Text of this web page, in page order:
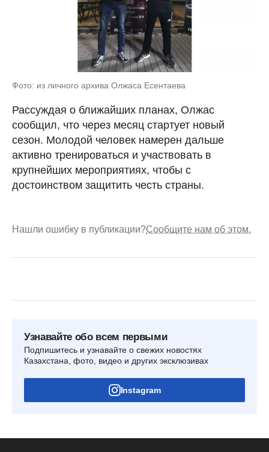
Фото: из личного архива Олжаса Есентаева
Рассуждая о ближайших планах, Олжас
сообщил, что через месяц стартует новый
сезон. Молодой человек намерен дальше
активно тренироваться и участвовать в
крупнейших мероприятиях, чтобы с
достоинством защитить честь страны.
Нашли ошибку в публикации?Сообщите нам об этом.
Узнавайте обо всем первыми
Подпишитесь и узнавайте о свежих новостях
Казахстана, фото, видео и других эксклюзивах
Instagram